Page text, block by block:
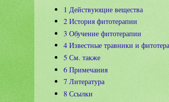
1 Действующие вещества
2 История фитотерапии
3 Обучение фитотерапии
4 Известные травники и
5 См. также
6 Примечания
7 Литература
8 Ссылки